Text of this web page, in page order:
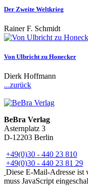
Der Zweite Weltkrieg
Rainer F. Schmidt
Von Ulbricht zu Honecker
Dierk Hoffmann
...zurück
BeBra Verlag
Asternplatz 3
D-12203 Berlin
+49(0)30 - 440 23 810
+49(0)30 - 440 23 81 29
Diese E-Mail-Adresse ist
muss JavaScript